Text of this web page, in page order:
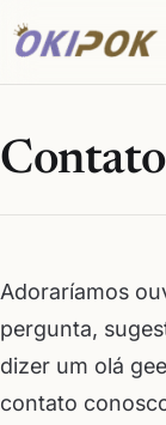
Contato
Adoraríamos
pergunta,
dizer um olá
contato